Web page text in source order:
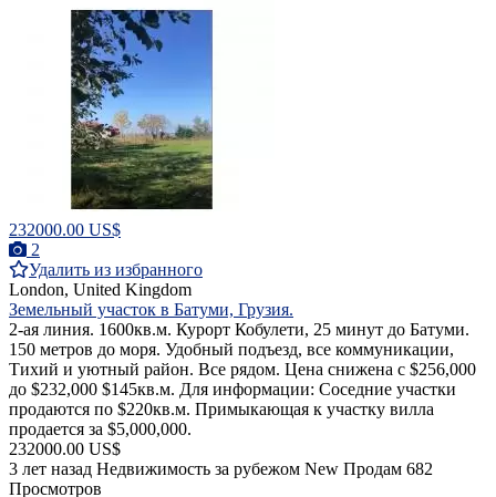
232000.00 US$
2
Удалить из избранного
London, United Kingdom
Земельный участок в Батуми, Грузия.
2-ая линия. 1600кв.м. Курорт Кобулети, 25 минут до Батуми.
150 метров до моря. Удобный подъезд, все коммуникации,
Тихий и уютный район. Все рядом. Цена снижена с $256,000
до $232,000 $145кв.м. Для информации: Соседние участки
продаются по $220кв.м. Примыкающая к участку вилла
продается за $5,000,000.
232000.00 US$
3 лет назад Недвижимость за рубежом New Продам 682
Просмотров